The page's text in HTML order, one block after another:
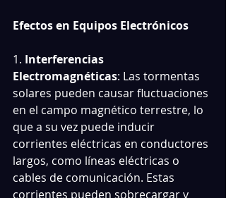
Efectos en Equipos Electrónicos
1. Interferencias
Electromagnéticas: Las tormentas
solares pueden causar fluctuaciones
en el campo magnético terrestre, lo
que a su vez puede inducir
corrientes eléctricas en conductores
largos, como líneas eléctricas o
cables de comunicación. Estas
corrientes pueden sobrecargar y